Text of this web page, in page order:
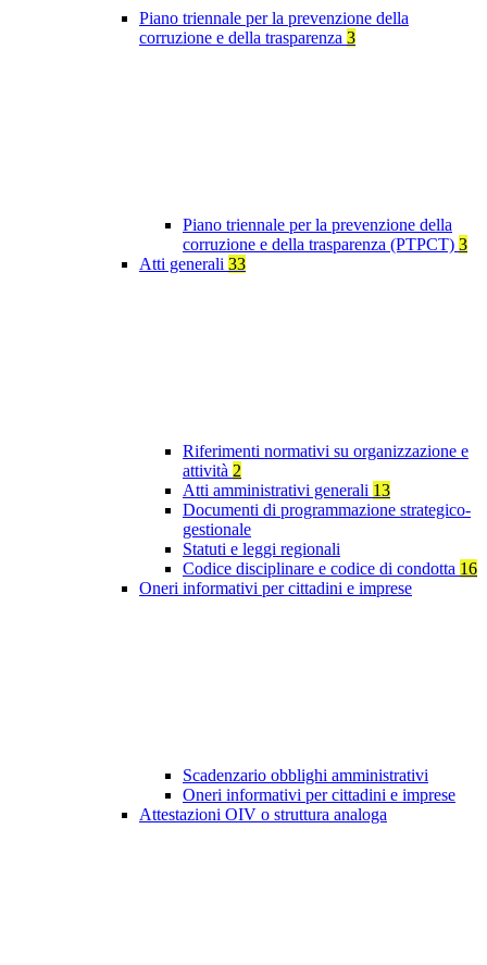
Piano triennale per la prevenzione della
corruzione e della trasparenza 3
Piano triennale per la prevenzione della
corruzione e della trasparenza (PTPCT) 3
Atti generali 33
Riferimenti normativi su organizzazione e
attività 2
Atti amministrativi generali 13
Documenti di programmazione strategico-
gestionale
Statuti e leggi regionali
Codice disciplinare e codice di condotta 16
Oneri informativi per cittadini e imprese
Scadenzario obblighi amministrativi
Oneri informativi per cittadini e imprese
Attestazioni OIV o struttura analoga